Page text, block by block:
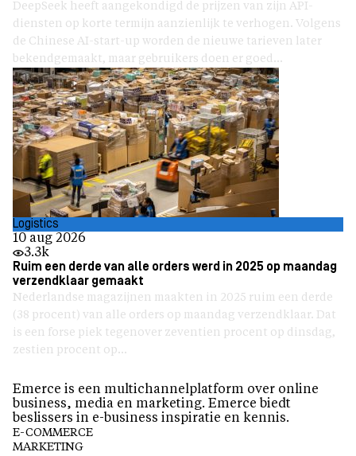
DeepSeek heeft aangekondigd de prijzen van zijn API-
diensten op korte termijn aanzienlijk te verhogen. Volgens
de Chinese AI-start-up worden de nieuwe tarieven later
bekendgemaakt, maar gebruikers doen er goed...
Logistics
10 aug 2026
3.3k
Ruim een derde van alle orders werd in 2025 op maandag
verzendklaar gemaakt
Nederlandse magazijnen maakten in 2025 ruim een derde
(38 procent) van alle orders op maandag verzendklaar. Dat
is een forse piek tegenover zeventien procent op dinsdag,
zestien procent op...
Emerce is een multichannelplatform over online
business, media en marketing. Emerce biedt
beslissers in e-business inspiratie en kennis.
E-COMMERCE
MARKETING